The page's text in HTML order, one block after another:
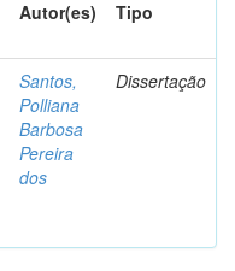
Autor(es) Tipo
Santos,
Polliana
Barbosa
Pereira
dos
Dissertação